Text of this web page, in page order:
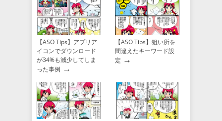
【ASO Tips】アプリア
イコンでダウンロード
が34%も減少してしま
った事例 →
【ASO Tips】狙い所を
間違えたキーワード設
定 →